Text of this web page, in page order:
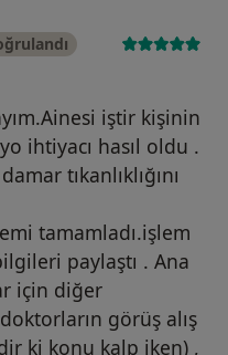
iştir kişinin
ihtiyacı hasıl oldu .
tıkanlıklığını
tamamladı.işlem
paylaştı . Ana
için diğer
görüş alış
ki konu kalp iken) ,